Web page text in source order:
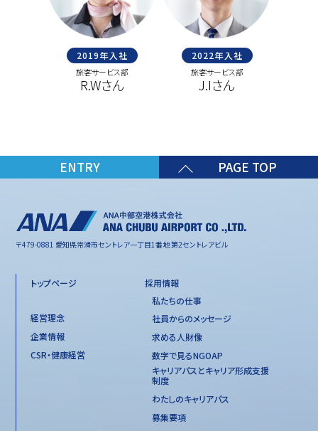
2022年入社
旅客サービス部
J.Iさん
2019年入社
旅客サービス部
A.Kさん
ENTRY PAGE TOP
〒479-0881 愛知県常滑市セントレア一丁目1番地 第2セントレアビル
トップページ
経営理念
企業情報
CSR・健康経営
採用情報
私たちの仕事
社員からのメッセージ
求める人財像
数字で見るNGOAP
キャリアパスとキャリア形成支援
制度
わたしのキャリアパス
募集要項